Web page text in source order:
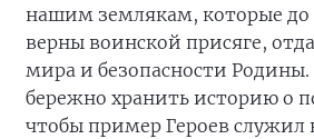
нашим землякам, которые до
верны воинской присяге,
мира и безопасности
бережно хранить историю о
чтобы пример Героев служил